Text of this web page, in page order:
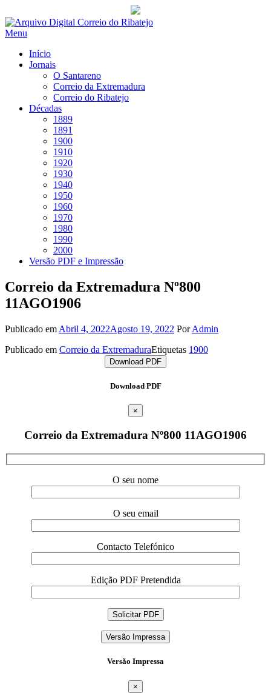
Saltar
para
Menu
Início
Jornais
O Santareno
Correio da Extremadura
Correio do Ribatejo
Décadas
1889
1891
1900
1910
1920
1930
1940
1950
1960
1970
1980
1990
2000
Versão PDF e Impressão
Correio da Extremadura Nº800
11AGO1906
Publicado em Abril 4, 2022Agosto 19, 2022 PorAdmin
Publicado em Correio da ExtremaduraEtiquetas 1900
Download PDF
Download PDF
×
Correio da Extremadura Nº800 11AGO1906
O seu nome
O seu email
Contacto Telefónico
Edição PDF Pretendida
Versão Impressa
Versão Impressa
×